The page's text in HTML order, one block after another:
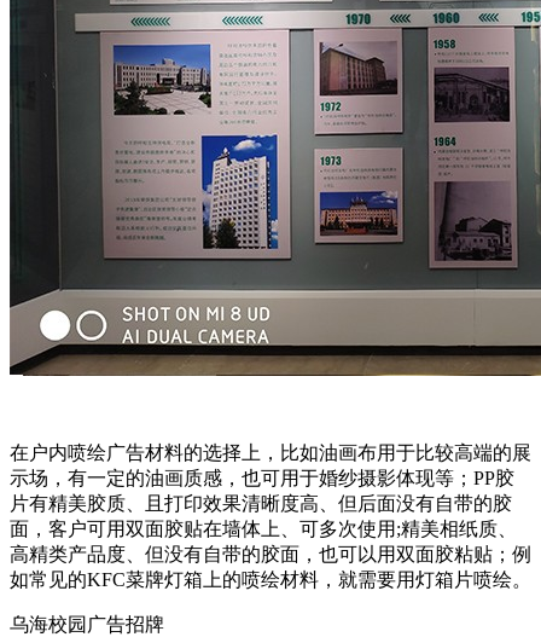
在户内喷绘广告材料的选择上，比如油画布用于比较高端的展
示场，有一定的油画质感，也可用于婚纱摄影体现等；PP胶
片有精美胶质、且打印效果清晰度高、但后面没有自带的胶
面，客户可用双面胶贴在墙体上、可多次使用;精美相纸质、
高精类产品度、但没有自带的胶面，也可以用双面胶粘贴；例
如常见的KFC菜牌灯箱上的喷绘材料，就需要用灯箱片喷绘。
乌海校园广告招牌